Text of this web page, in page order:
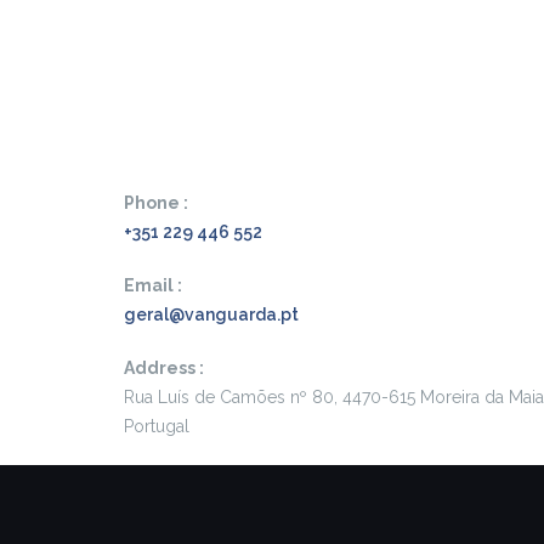
Phone :
+351 229 446 552
Email :
geral@vanguarda.pt
Address :
Rua Luís de Camões nº 80, 4470-615 Moreira da Maia
Portugal